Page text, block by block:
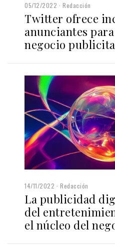
05/12/2022 Redacción
Twitter ofrece
anunciantes
negocio
14/11/2022 Redacción
La publicidad
del
el núcleo del